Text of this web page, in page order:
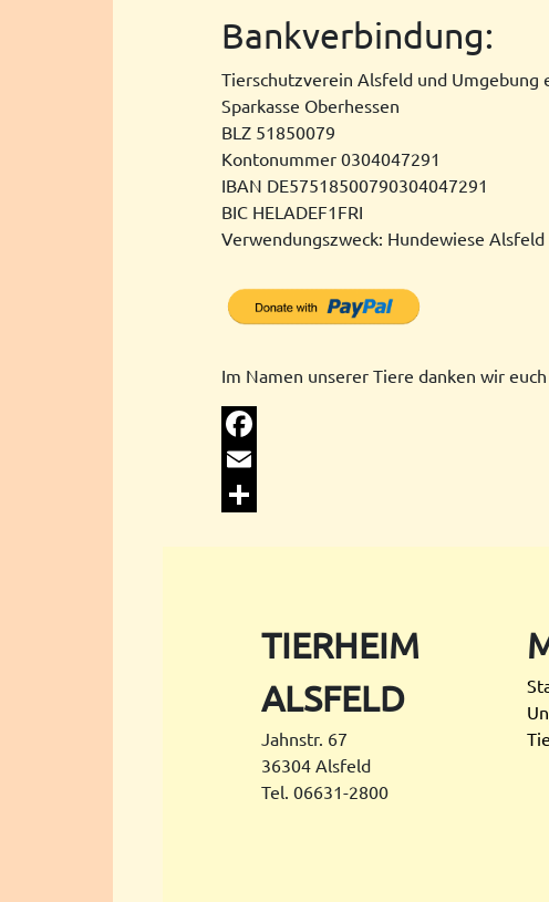
Bankverbindung:
Tierschutzverein Alsfeld und Umgebung
Sparkasse Oberhessen
BLZ 51850079
Kontonummer 0304047291
IBAN DE57518500790304047291
BIC HELADEF1FRI
Verwendungszweck: Hundewiese Alsfeld
Im Namen unserer Tiere danken wir
Facebook
Email
TIERHEIM
ALSFELD
Jahnstr. 67
36304 Alsfeld
Tel. 06631-2800